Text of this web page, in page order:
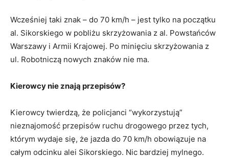
Wcześniej taki znak – do 70 km/h – jest tylko na początku
al. Sikorskiego w pobliżu skrzyżowania z al. Powstańców
Warszawy i Armii Krajowej. Po minięciu skrzyżowania z
ul. Robotniczą nowych znaków nie ma.
Kierowcy nie znają przepisów?
Kierowcy twierdzą, że policjanci “wykorzystują”
nieznajomość przepisów ruchu drogowego przez tych,
którym wydaje się, że jazda do 70 km/h obowiązuje na
całym odcinku alei Sikorskiego. Nic bardziej mylnego.